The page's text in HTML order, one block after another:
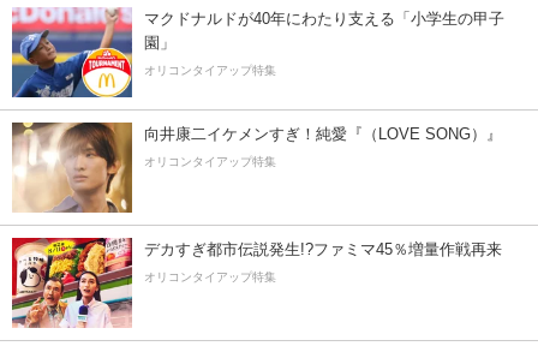
マクドナルドが40年にわたり支える「小学生の甲子
園」
オリコンタイアップ特集
向井康二イケメンすぎ！純愛『（LOVE SONG）』
オリコンタイアップ特集
デカすぎ都市伝説発生!?ファミマ45％増量作戦再来
オリコンタイアップ特集